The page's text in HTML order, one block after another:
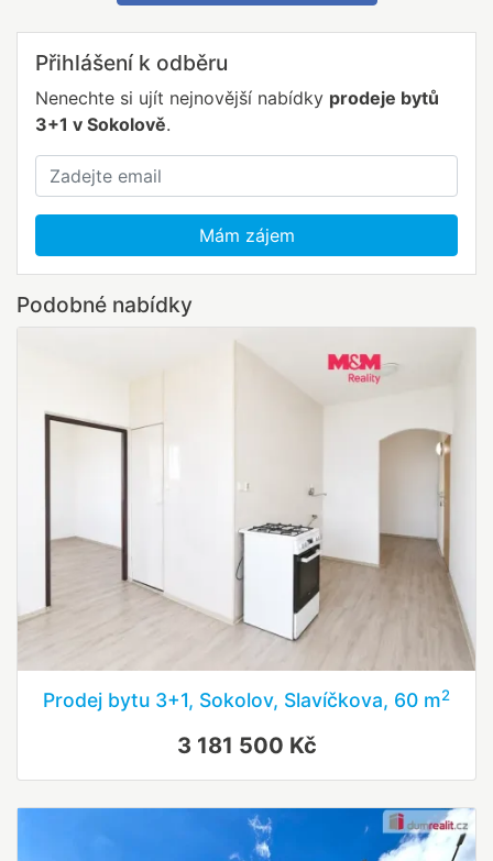
Přihlášení k odběru
Nenechte si ujít nejnovější nabídky prodeje bytů
3+1 v Sokolově.
Mám zájem
Podobné nabídky
Prodej bytu 3+1, Sokolov, Slavíčkova, 60 m2
3 181 500 Kč